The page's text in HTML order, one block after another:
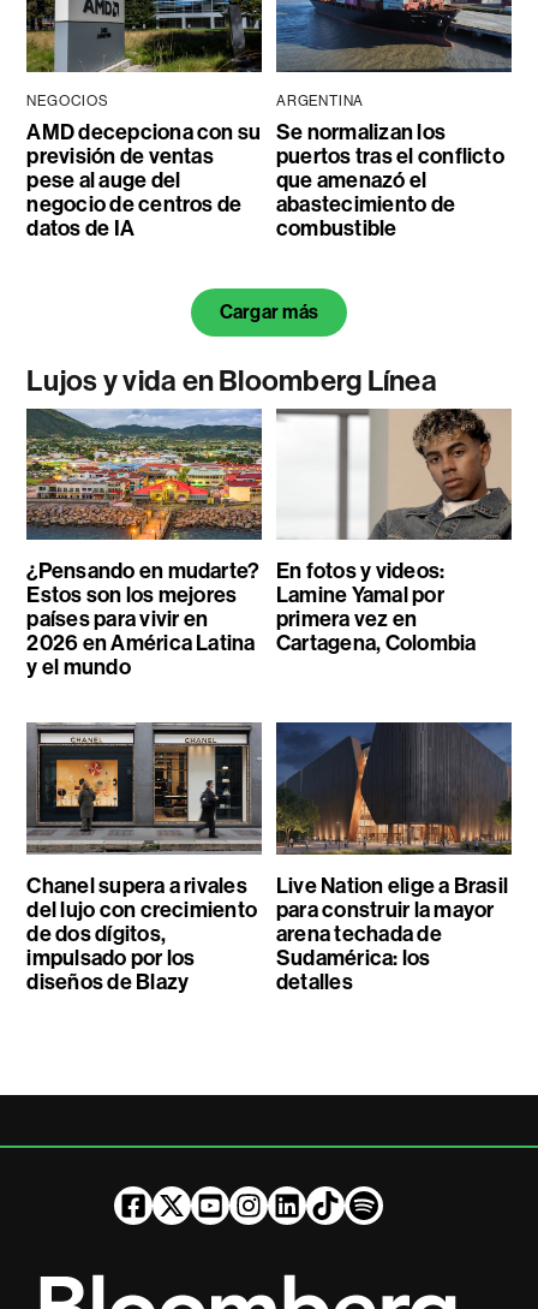
NEGOCIOS
AMD decepciona con su
previsión de ventas
pese al auge del
negocio de centros de
datos de IA
ARGENTINA
Se normalizan los
puertos tras el conflicto
que amenazó el
abastecimiento de
combustible
Cargar más
Lujos y vida en Bloomberg Línea
¿Pensando en mudarte?
Estos son los mejores
países para vivir en
2026 en América Latina
y el mundo
En fotos y videos:
Lamine Yamal por
primera vez en
Cartagena, Colombia
Chanel supera a rivales
del lujo con crecimiento
de dos dígitos,
impulsado por los
diseños de Blazy
Live Nation elige a Brasil
para construir la mayor
arena techada de
Sudamérica: los
detalles